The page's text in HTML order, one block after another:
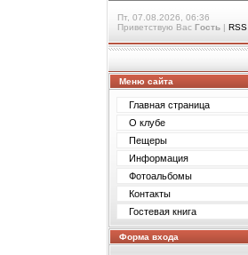
Пт, 07.08.2026, 06:36
Приветствую Вас Гость | RSS
Меню сайта
Главная страница
О клубе
Пещеры
Информация
Фотоальбомы
Контакты
Гостевая книга
Форма входа